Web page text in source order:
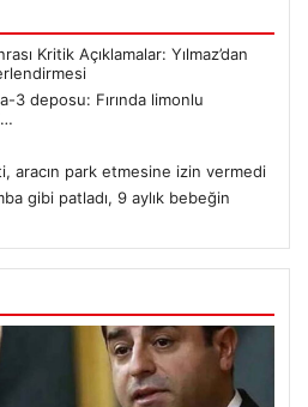
Kritik Açıklamalar: Yılmaz’dan
3 deposu: Fırında limonlu
aracın park etmesine izin vermedi
gibi patladı, 9 aylık bebeğin